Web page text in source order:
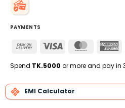
PAYMENTS
Cash
Delivery
Visa MasterCard
Spend TK.5000 or more and pay in
EMI Calculator